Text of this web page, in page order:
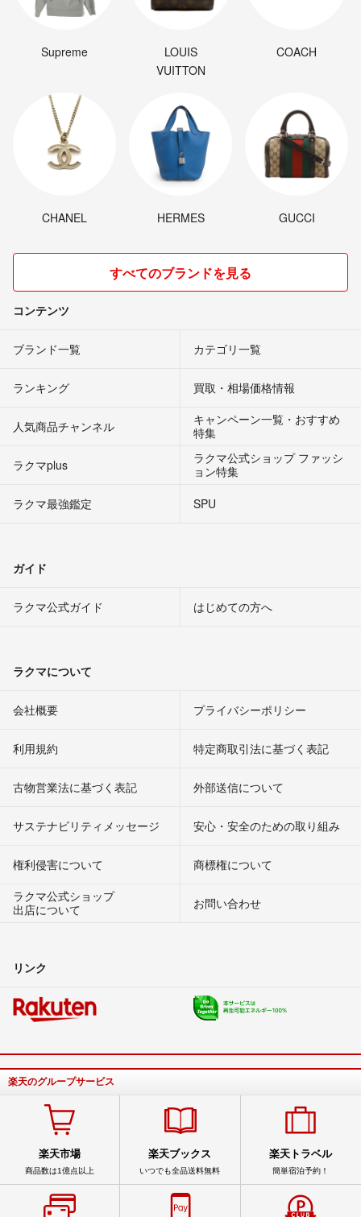
Supreme
LOUIS
VUITTON
COACH
CHANEL HERMES GUCCI
すべてのブランドを見る
コンテンツ
ブランド一覧 カテゴリ一覧
ランキング 買取・相場価格情報
人気商品チャンネル
キャンペーン一覧・おすすめ
特集
ラクマplus
ラクマ公式ショップ ファッシ
ョン特集
ラクマ最強鑑定
SPU
ガイド
ラクマ公式ガイド はじめての方へ
ラクマについて
会社概要 プライバシーポリシー
利用規約 特定商取引法に基づく表記
古物営業法に基づく表記 外部送信について
サステナビリティメッセージ 安心・安全のための取り組み
権利侵害について
商標権について
ラクマ公式ショップ
出店について
お問い合わせ
リンク
楽天のグループサービス
楽天市場
商品数は1億点以上
楽天ブックス
いつでも全品送料無料
楽天トラベル
簡単宿泊予約！